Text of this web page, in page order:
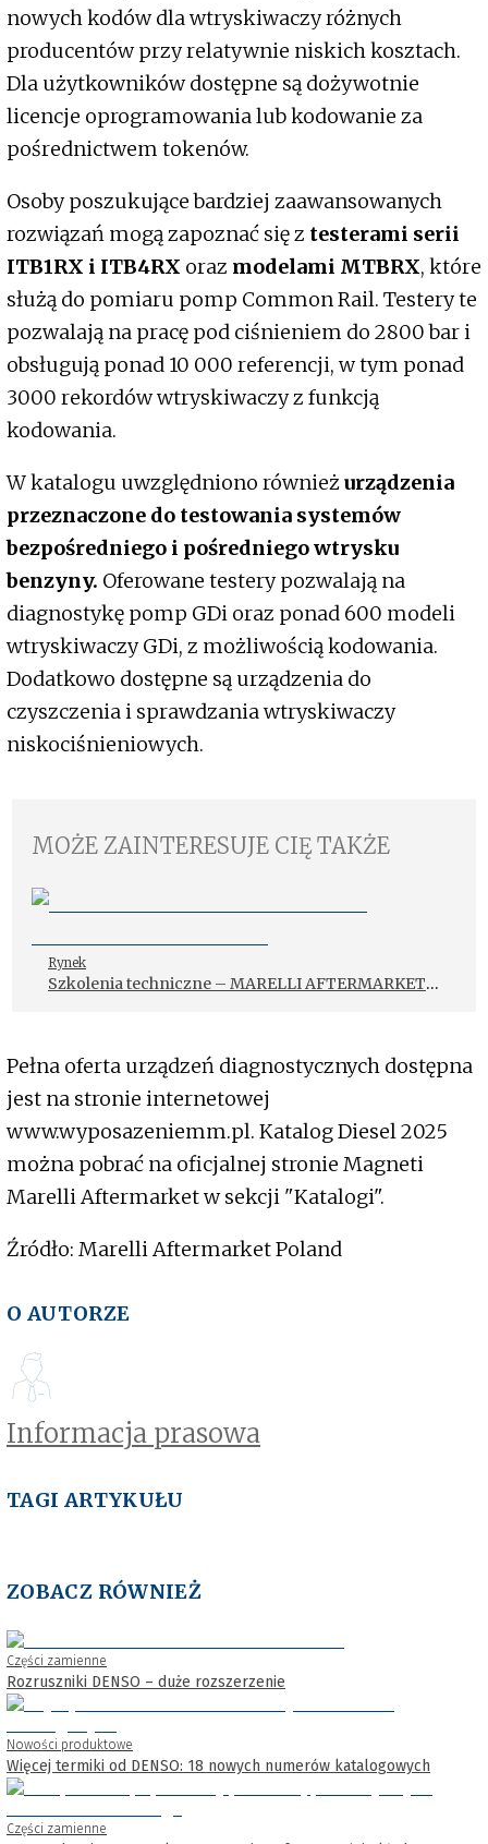
nowych kodów dla wtryskiwaczy różnych
producentów przy relatywnie niskich kosztach.
Dla użytkowników dostępne są dożywotnie
licencje oprogramowania lub kodowanie za
pośrednictwem tokenów.
Osoby poszukujące bardziej zaawansowanych
rozwiązań mogą zapoznać się z testerami serii
ITB1RX i ITB4RX oraz modelami MTBRX, które
służą do pomiaru pomp Common Rail. Testery te
pozwalają na pracę pod ciśnieniem do 2800 bar i
obsługują ponad 10 000 referencji, w tym ponad
3000 rekordów wtryskiwaczy z funkcją
kodowania.
W katalogu uwzględniono równieżurządzenia
przeznaczone do testowania systemów
bezpośredniego i pośredniego wtrysku
benzyny. Oferowane testery pozwalają na
diagnostykę pomp GDi oraz ponad 600 modeli
wtryskiwaczy GDi, z możliwością kodowania.
Dodatkowo dostępne są urządzenia do
czyszczenia i sprawdzania wtryskiwaczy
niskociśnieniowych.
MOŻE ZAINTERESUJE CIĘ TAKŻE
Rynek
Szkolenia techniczne – MARELLI AFTERMARKET
Pełna oferta urządzeń diagnostycznych dostępna
jest na stronie internetowej
www.wyposazeniemm.pl. Katalog Diesel 2025
można pobrać na oficjalnej stronie Magneti
Marelli Aftermarket w sekcji "Katalogi".
Źródło: Marelli Aftermarket Poland
O AUTORZE
Informacja prasowa
TAGI ARTYKUŁU
ZOBACZ RÓWNIEŻ
Części zamienne
Rozruszniki DENSO – duże rozszerzenie
Nowości produktowe
Więcej termiki od DENSO: 18 nowych numerów katalogowych
Części zamienne